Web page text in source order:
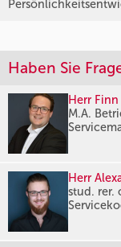
Haben Sie
Herr
M.A.
Herr
stud. rer.